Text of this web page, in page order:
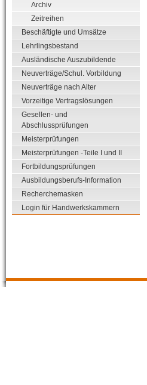
Archiv
Zeitreihen
Beschäftigte und Umsätze
Lehrlingsbestand
Ausländische Auszubildende
Neuverträge/Schul. Vorbildung
Neuverträge nach Alter
Vorzeitige Vertragslösungen
Gesellen- und
Abschlussprüfungen
Meisterprüfungen
Meisterprüfungen -Teile I und II
Fortbildungsprüfungen
Ausbildungsberufs-Information
Recherchemasken
Login für Handwerkskammern